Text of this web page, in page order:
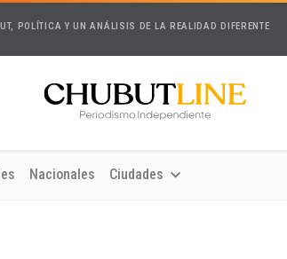
POLÍTICA Y UN ANÁLISIS DE LA REALIDAD DIFERENTE
Nacionales Ciudades